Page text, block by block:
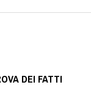
DEI FATTI